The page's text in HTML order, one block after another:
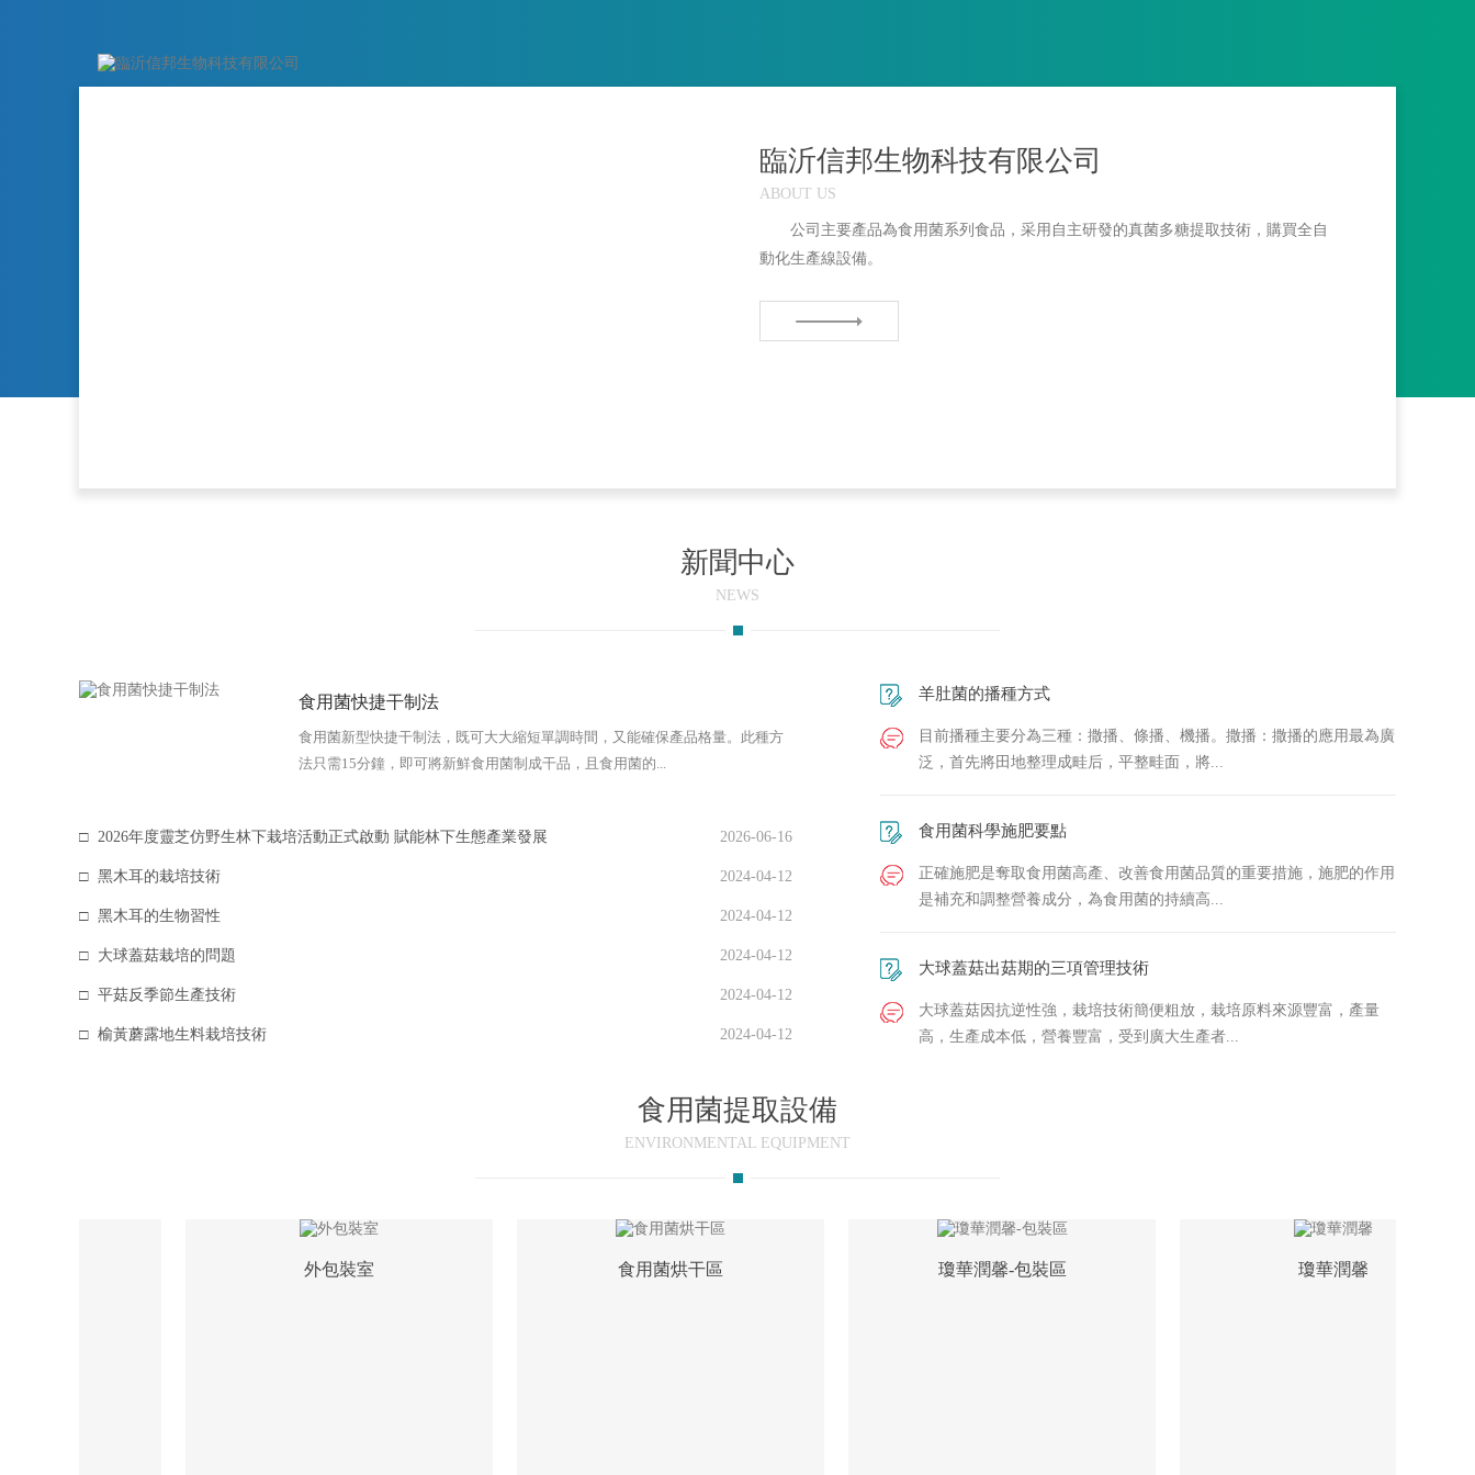
臨沂信邦生物科技有限公司
ABOUT US
公司主要產品為食用菌系列食品，采用自主研發的真菌多糖提取技術，購買全自
動化生產線設備。
新聞中心
NEWS
食用菌快捷干制法
食用菌新型快捷干制法，既可大大縮短單調時間，又能確保產品格量。此種方
法只需15分鐘，即可將新鮮食用菌制成干品，且食用菌的...
2026年度靈芝仿野生林下栽培活動正式啟動 賦能林下生態產業發展 2026-06-16
黑木耳的栽培技術 2024-04-12
黑木耳的生物習性 2024-04-12
大球蓋菇栽培的問題 2024-04-12
平菇反季節生產技術 2024-04-12
榆黃蘑露地生料栽培技術 2024-04-12
羊肚菌的播種方式
目前播種主要分為三種：撒播、條播、機播。撒播：撒播的應用最為廣
泛，首先將田地整理成畦后，平整畦面，將...
食用菌科學施肥要點
正確施肥是奪取食用菌高產、改善食用菌品質的重要措施，施肥的作用
是補充和調整營養成分，為食用菌的持續高...
大球蓋菇出菇期的三項管理技術
大球蓋菇因抗逆性強，栽培技術簡便粗放，栽培原料來源豐富，產量
高，生產成本低，營養豐富，受到廣大生產者...
食用菌提取設備
ENVIRONMENTAL EQUIPMENT
外包裝室 食用菌烘干區 瓊華潤馨-包裝區 瓊華潤馨